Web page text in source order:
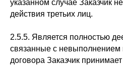
указанном случае Заказчик
действия третьих лиц.
2.5.5. Является полностью
связанные с невыполнением
договора Заказчик